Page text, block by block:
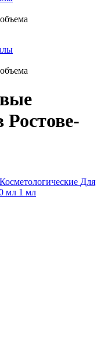
Косметологические Для
мл 1 мл